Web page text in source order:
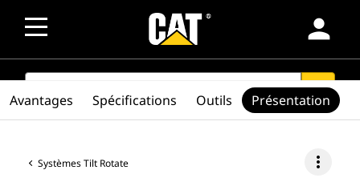
person
SEARCH search
Systèmes Tilt Rotate more_vert
Avantages Spécifications Outils Présentation